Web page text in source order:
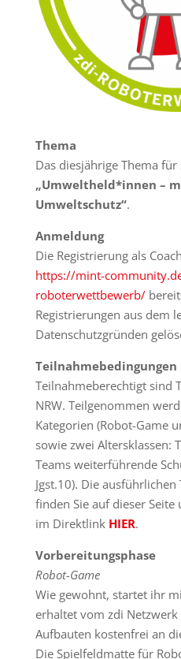
Thema
Das diesjährige Thema
„Umweltheld*innen –
Umweltschutz“.
Anmeldung
Die Registrierung als
https://mint-
roboterwettbewerb/
Registrierungen aus dem
Datenschutzgründen
Teilnahmebedingungen
Teilnahmeberechtigt sind
NRW. Teilgenommen
Kategorien (Robot-Game
sowie zwei Altersklassen:
Teams weiterführende
Jgst.10). Die
finden Sie auf dieser
im Direktlink HIER.
Vorbereitungsphase
Robot-Game
Wie gewohnt, startet ihr
erhaltet vom zdi
Aufbauten kostenfrei an
Die Spielfeldmatte für